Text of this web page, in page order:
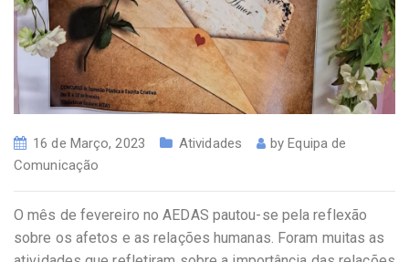
16 de Março, 2023 Atividades by Equipa de
Comunicação
O mês de fevereiro no AEDAS pautou-se pela reflexão
sobre os afetos e as relações humanas. Foram muitas as